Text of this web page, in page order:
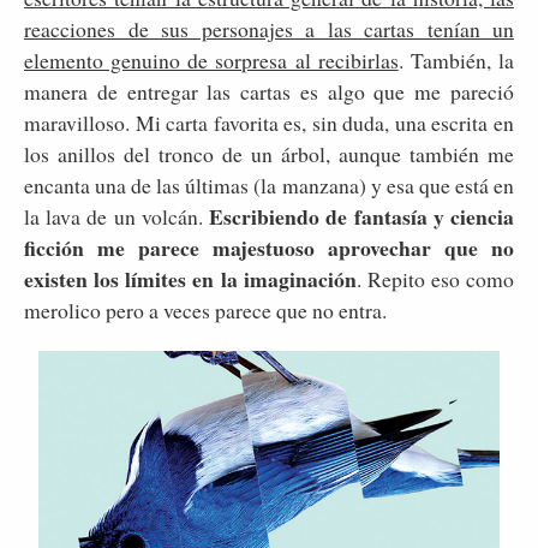
reacciones de sus personajes a las cartas tenían un
elemento genuino de sorpresa al recibirlas. También, la
manera de entregar las cartas es algo que me pareció
maravilloso. Mi carta favorita es, sin duda, una escrita en
los anillos del tronco de un árbol, aunque también me
encanta una de las últimas (la manzana) y esa que está en
la lava de un volcán.Escribiendo de fantasía y ciencia
ficción me parece majestuoso aprovechar que no
existen los límites en la imaginación. Repito eso como
merolico pero a veces parece que no entra.